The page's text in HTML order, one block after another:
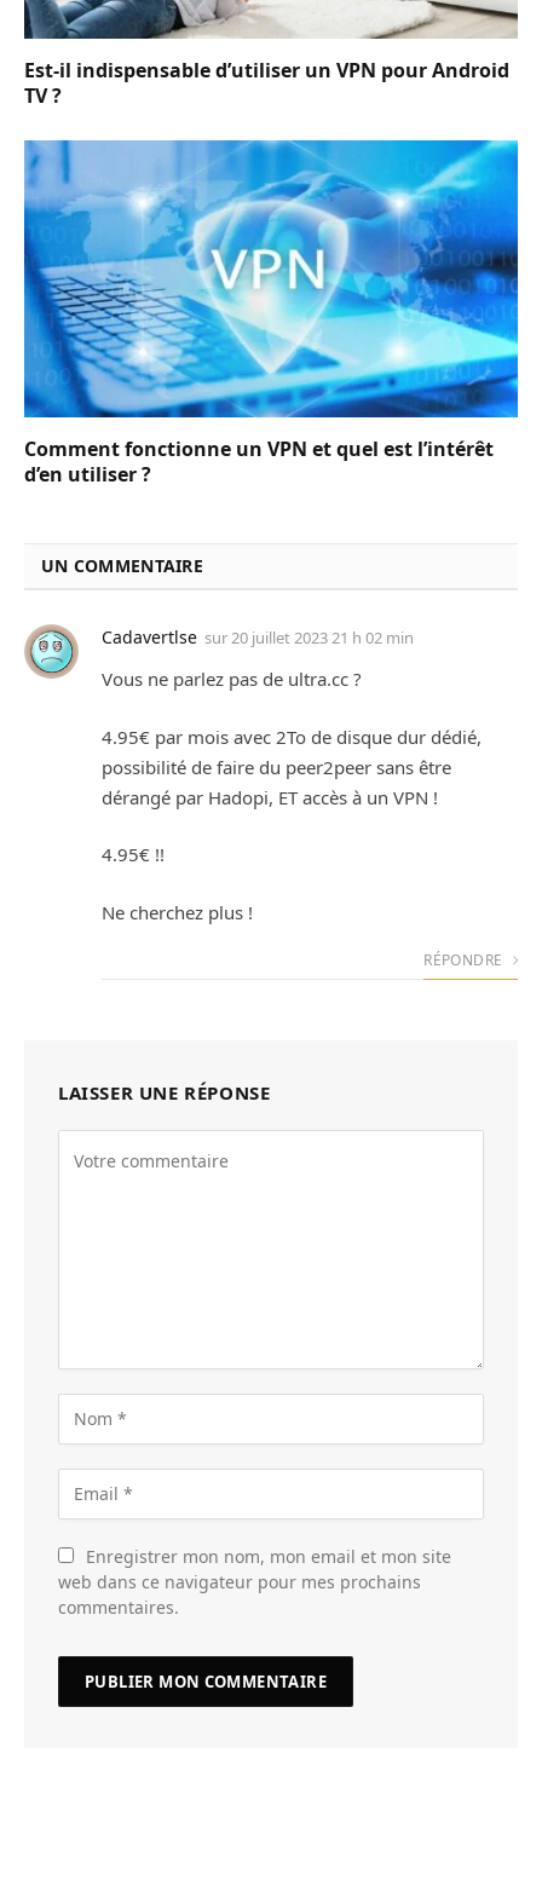
Est-il indispensable d’utiliser un VPN pour Android
TV ?
Comment fonctionne un VPN et quel est l’intérêt
d’en utiliser ?
UN COMMENTAIRE
Cadavertlse sur20 juillet 2023 21 h 02 min
Vous ne parlez pas de ultra.cc ?
4.95€ par mois avec 2To de disque dur dédié,
possibilité de faire du peer2peer sans être
dérangé par Hadopi, ET accès à un VPN !
4.95€ !!
Ne cherchez plus !
RÉPONDRE
LAISSER UNE RÉPONSE
Enregistrer mon nom, mon email et mon site
web dans ce navigateur pour mes prochains
commentaires.